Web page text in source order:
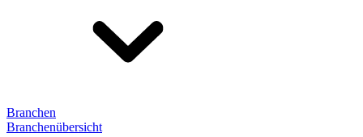
Branchen
Branchenübersicht